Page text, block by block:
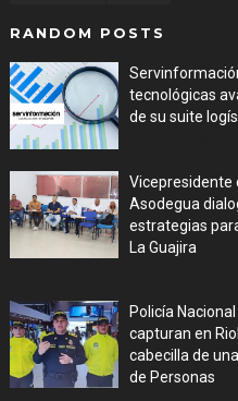
RANDOM POSTS
tecnológicas
de su suite
Vicepresidente
Asodegua
estrategias
La Guajira
Policía
capturan en
cabecilla de
de Personas